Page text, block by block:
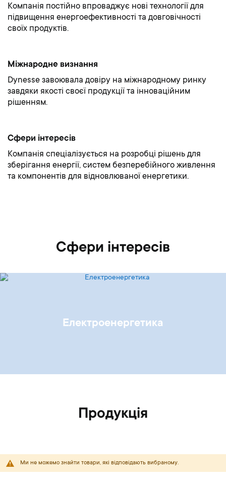
Компанія постійно впроваджує нові технології для
підвищення енергоефективності та довговічності
своїх продуктів.
Міжнародне визнання
Dynesse завоювала довіру на міжнародному ринку
завдяки якості своєї продукції та інноваційним
рішенням.
Сфери інтересів
Компанія спеціалізується на розробці рішень для
зберігання енергії, систем безперебійного живлення
та компонентів для відновлюваної енергетики.
Сфери інтересів
Електроенергетика
Продукція
Ми не можемо знайти товари, які відповідають вибраному.